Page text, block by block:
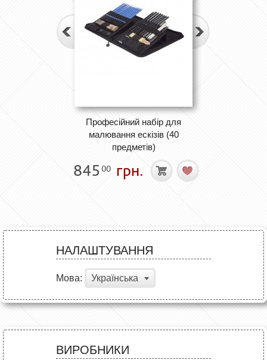
Професійний набір для
малювання ескізів (40
предметів)
845 00 грн.
НАЛАШТУВАННЯ
Мова: Українська
ВИРОБНИКИ